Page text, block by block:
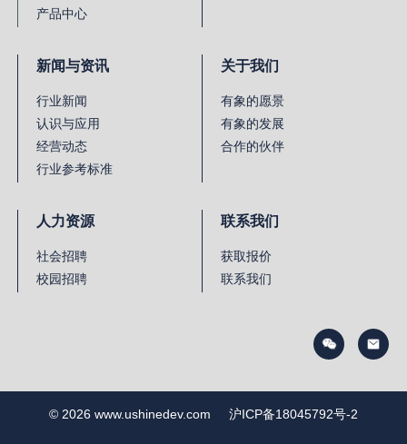
产品中心
新闻与资讯
行业新闻
认识与应用
经营动态
行业参考标准
关于我们
有象的愿景
有象的发展
合作的伙伴
人力资源
社会招聘
校园招聘
联系我们
获取报价
联系我们
© 2026 www.ushinedev.com 沪ICP备18045792号-2